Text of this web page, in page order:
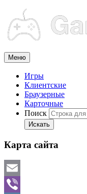
Меню
Игры
Клиентские
Браузерные
Карточные
Поиск
Искать
Карта сайта
Email